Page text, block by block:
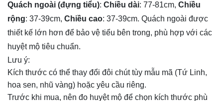
Quách ngoài (đựng tiểu): Chiều dài: 77-81cm, Chiều
rộng: 37-39cm, Chiều cao: 37-39cm. Quách ngoài được
thiết kế lớn hơn để bảo vệ tiểu bên trong, phù hợp với các
huyệt mộ tiêu chuẩn.
Lưu ý:
Kích thước có thể thay đổi đôi chút tùy mẫu mã (Tứ Linh,
hoa sen, nhũ vàng) hoặc yêu cầu riêng.
Trước khi mua, nên đo huyệt mộ để chọn kích thước phù